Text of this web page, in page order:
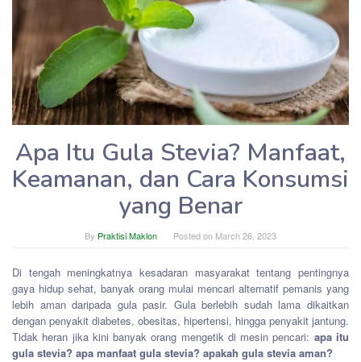
Apa Itu Gula Stevia? Manfaat,
Keamanan, dan Cara Konsumsi
yang Benar
By Praktisi Maklon Posted on March 26, 2023
Di tengah meningkatnya kesadaran masyarakat tentang pentingnya
gaya hidup sehat, banyak orang mulai mencari alternatif pemanis yang
lebih aman daripada gula pasir. Gula berlebih sudah lama dikaitkan
dengan penyakit diabetes, obesitas, hipertensi, hingga penyakit jantung.
Tidak heran jika kini banyak orang mengetik di mesin pencari: apa itu
gula stevia? apa manfaat gula stevia? apakah gula stevia aman?